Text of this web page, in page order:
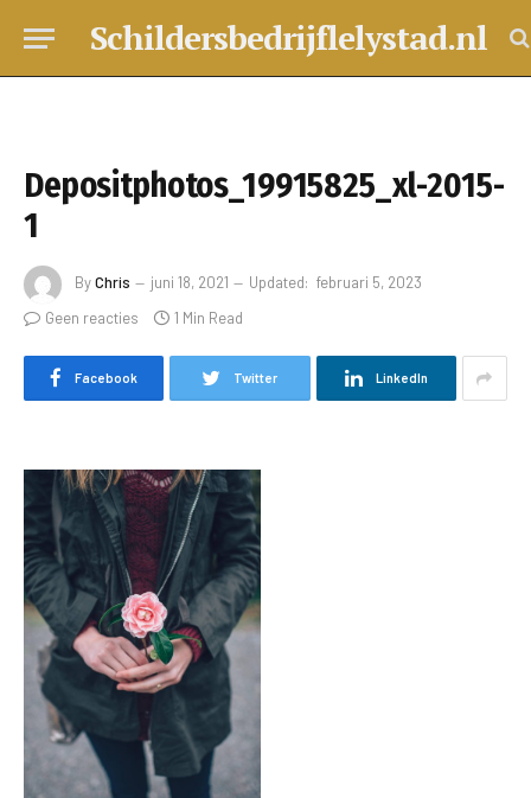
Schildersbedrijflelystad.nl
Depositphotos_19915825_xl-2015-
1
ByChris juni 18, 2021 Updated: februari 5, 2023
Geen reacties
1 Min Read
Facebook Twitter LinkedIn